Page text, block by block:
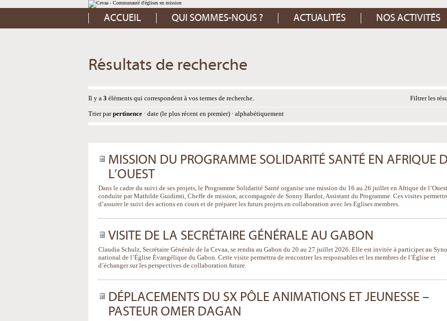
Aller
au
contenu.
Aller
à
Outils
personnels
ACCUEIL QUI SOMMES-NOUS ? ACTUALITÉS NOS ACTIVITÉS
Résultats de recherche
Il y a 3 éléments qui correspondent à vos termes de recherche. Filtrer les
Trier par pertinence · date (le plus récent en premier) · alphabétiquement
MISSION DU PROGRAMME SOLIDARITÉ SANTÉ EN AFRIQUE
L’OUEST
Dans le cadre du suivi de ses projets, le Programme Solidarité Santé organise une mission du 16 au 26 juillet en Afrique de
conduite par Mathilde Guidimti, Cheffe de mission, accompagnée de Sonny Bardot, Assistant du Programme. Ces visites
d’assurer le suivi des actions en cours et de préparer les futurs projets en collaboration avec les Eglises membres.
VISITE DE LA SECRÉTAIRE GÉNÉRALE AU GABON
Claudia Schulz, Secrétaire Générale de la Cevaa, se rendra au Gabon du 20 au 27 juillet 2026. Elle est invitée à participer au
national de l’Église Évangélique du Gabon. Cette visite permettra de rencontrer les responsables et les membres de l’Église et
d’échanger sur les perspectives de collaboration future.
DÉPLACEMENTS DU SX PÔLE ANIMATIONS ET JEUNESSE –
PASTEUR OMER DAGAN